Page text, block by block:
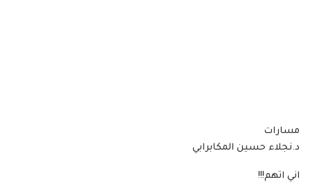
مسارات
د.نجلاء حسين المكابرابي
اني اتهم!!!